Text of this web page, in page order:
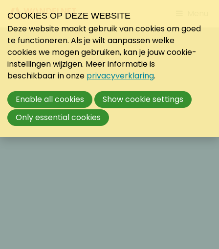
to
COOKIES OP DEZE WEBSITE
Deze website maakt gebruik van cookies om goed
te functioneren. Als je wilt aanpassen welke
cookies we mogen gebruiken, kan je jouw cookie-
instellingen wijzigen. Meer informatie is
beschikbaar in onze privacyverklaring.
Enable all cookies
Show cookie settings
Only essential cookies